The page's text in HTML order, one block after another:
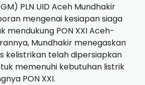
PLN UID Aceh Mundhakir
mengenai kesiapan siaga
mendukung PON XXI Aceh-
Mundhakir menegaskan
kelistrikan telah dipersiapkan
memenuhi kebutuhan listrik
PON XXI.